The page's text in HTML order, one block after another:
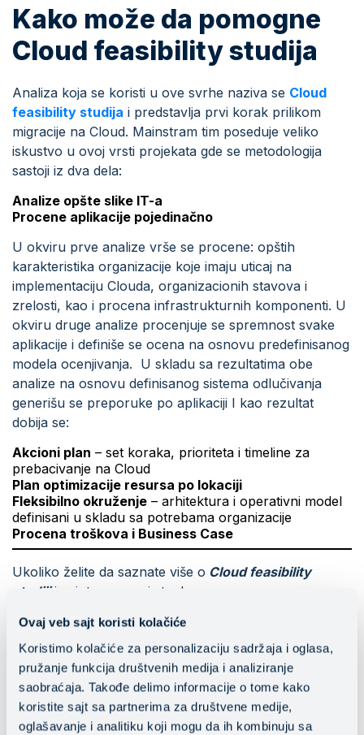
Ovaj veb sajt koristi kolačiće
Koristimo kolačiće za personalizaciju sadržaja i oglasa,
pružanje funkcija društvenih medija i analiziranje
saobraćaja. Takođe delimo informacije o tome kako
koristite sajt sa partnerima za društvene medije,
oglašavanje i analitiku koji mogu da ih kombinuju sa
Kako može da pomogne
Cloud feasibility studija
Analiza koja se koristi u ove svrhe naziva se Cloud
feasibility studija i predstavlja prvi korak prilikom
migracije na Cloud. Mainstram tim poseduje veliko
iskustvo u ovoj vrsti projekata gde se metodologija
sastoji iz dva dela:
Analize opšte slike IT-a
Procene aplikacije pojedinačno
U okviru prve analize vrše se procene: opštih
karakteristika organizacije koje imaju uticaj na
implementaciju Clouda, organizacionih stavova i
zrelosti, kao i procena infrastrukturnih komponenti. U
okviru druge analize procenjuje se spremnost svake
aplikacije i definiše se ocena na osnovu predefinisanog
modela ocenjivanja. U skladu sa rezultatima obe
analize na osnovu definisanog sistema odlučivanja
generišu se preporuke po aplikaciji I kao rezultat
dobija se:
Akcioni plan – set koraka, prioriteta i timeline za
prebacivanje na Cloud
Plan optimizacije resursa po lokaciji
Fleksibilno okruženje – arhitektura i operativni model
definisani u skladu sa potrebama organizacije
Procena troškova i Business Case
Ukoliko želite da saznate više o Cloud feasibility
studijii zainteresovani ste da vam pomognemo u
modernizacije vašeg IT sistema kontaktiraje nas na
business@mainstream.rsi iskoristite benefite
primene Cloud tehnologije.